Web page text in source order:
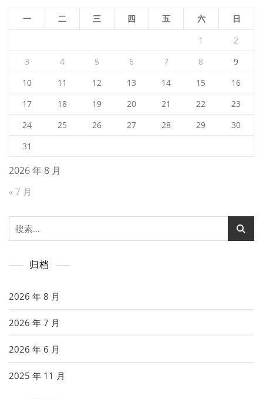
2026 年 8 月
一 二 三 四 五 六
日
1
2
3
4 5 6 7 8
9
10
11 12 13 14 15
16
17
18 19 20 21 22
23
24
25 26 27 28 29
30
31
« 7 月
搜
索：
归档
2026 年 8 月
2026 年 7 月
2026 年 6 月
2025 年 11 月